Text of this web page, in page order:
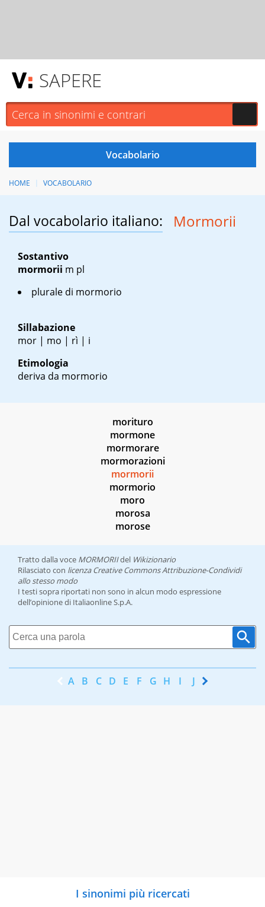
SAPERE
HOME VOCABOLARIO
Dal vocabolario italiano: Mormorii
Sostantivo
mormorii m pl
plurale di mormorio
Sillabazione
mor | mo | rì | i
Etimologia
deriva da mormorio
morituro
mormone
mormorare
mormorazioni
mormorii
mormorio
moro
morosa
morose
Tratto dalla voce MORMORIIdel Wikizionario
Rilasciato con licenza Creative Commons Attribuzione-Condividi
allo stesso modo
I testi sopra riportati non sono in alcun modo espressione
dell’opinione di Italiaonline S.p.A.
A B C D E F G H I J K
I sinonimi più ricercati